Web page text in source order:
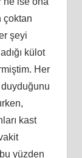
çoktan
şeyi
külot
Her
kast
yüzden